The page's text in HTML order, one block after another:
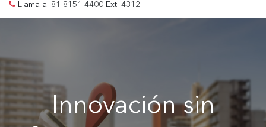
Llama al 81 8151 4400 Ext. 4312
Innovación sin